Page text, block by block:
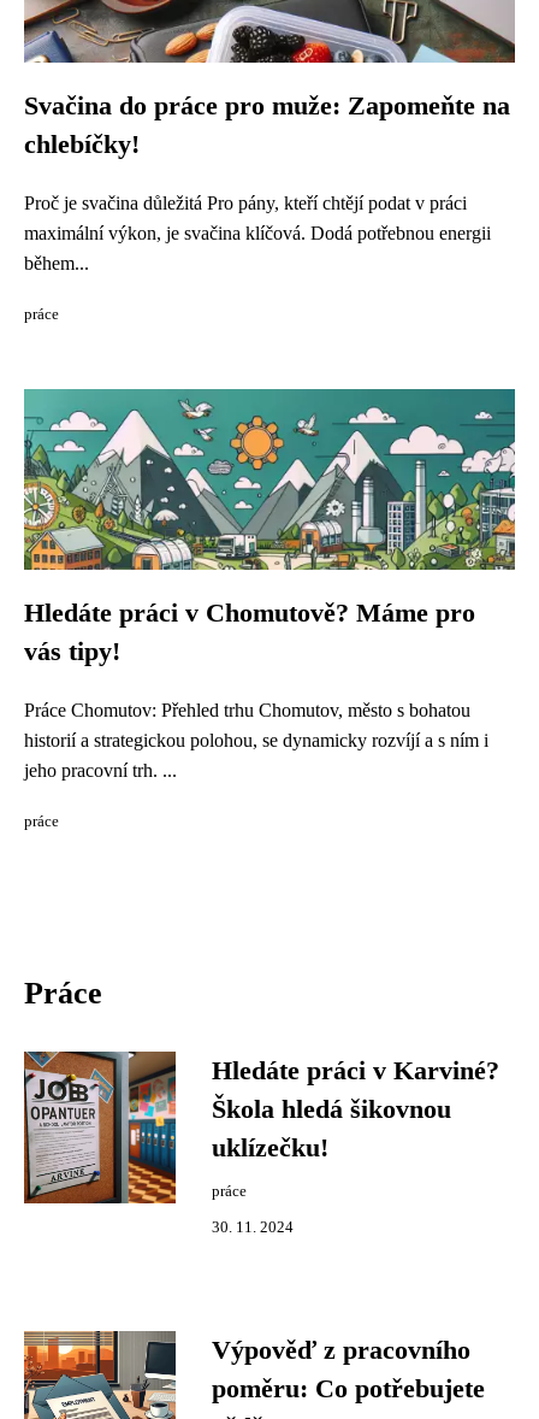
Svačina do práce pro muže: Zapomeňte na
chlebíčky!
Proč je svačina důležitá Pro pány, kteří chtějí podat v práci
maximální výkon, je svačina klíčová. Dodá potřebnou energii
během...
práce
Hledáte práci v Chomutově? Máme pro
vás tipy!
Práce Chomutov: Přehled trhu Chomutov, město s bohatou
historií a strategickou polohou, se dynamicky rozvíjí a s ním i
jeho pracovní trh. ...
práce
Práce
Hledáte práci v Karviné?
Škola hledá šikovnou
uklízečku!
práce
30. 11. 2024
Výpověď z pracovního
poměru: Co potřebujete